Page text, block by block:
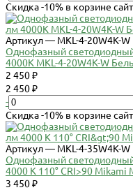
Скидка -10% в корзине
Артикул — MKL-4-20W4K-W
Однофазный
4000К MKL-4-20W4K-W
2 450 ₽
2 450 ₽
-
Скидка -10% в корзине
Артикул — MKL-4-35W4K-W
Однофазный
4000 К 110° CRI>90 Mikami
3 450 ₽